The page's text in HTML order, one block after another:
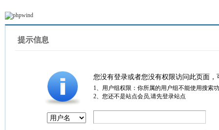
提示信息
您没有登录或者您没有权限访问此页面
1、用户组权限：你所属的用户组不能使用搜索
2、您还不是站点会员,请先登录站点